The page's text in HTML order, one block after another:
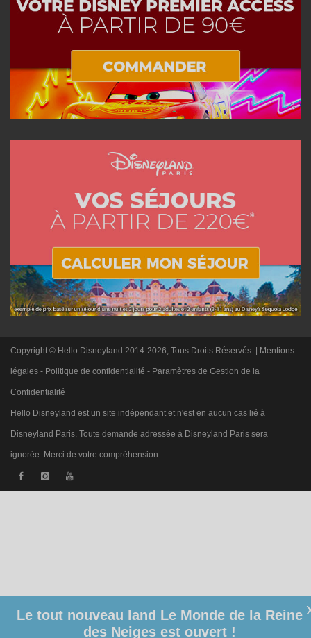
Copyright © Hello Disneyland 2014-2026, Tous Droits Réservés. | Mentions
légales - Politique de confidentialité - Paramètres de Gestion de la
Confidentialité
Hello Disneyland est un site indépendant et n'est en aucun cas lié à
Disneyland Paris. Toute demande adressée à Disneyland Paris sera
ignorée. Merci de votre compréhension.
Le tout nouveau land Le Monde de la Reine
des Neiges est ouvert !